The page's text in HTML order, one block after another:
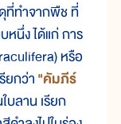
ทำจากพืช ที่
นึ่ง ได้แก่ การ
หรือ
ยกว่า"คัมภีร์
บลาน เรียก